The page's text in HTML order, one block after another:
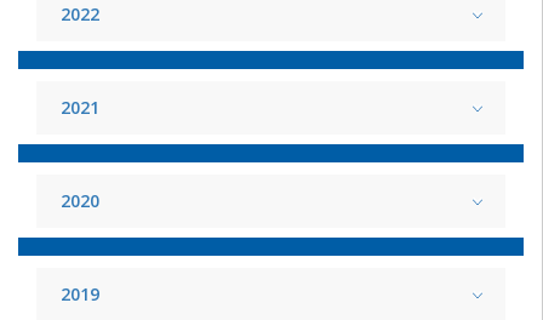
2022
2021
2020
2019